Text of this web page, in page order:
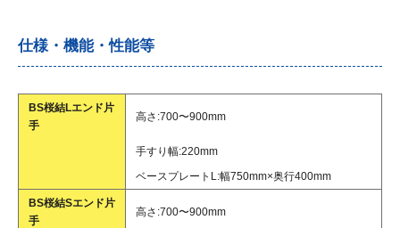
仕様・機能・性能等
BS桜結Lエンド片
手
高さ:700〜900mm
手すり幅:220mm
ベースプレートL:幅750mm×奥行400mm
BS桜結Sエンド片
手
高さ:700〜900mm